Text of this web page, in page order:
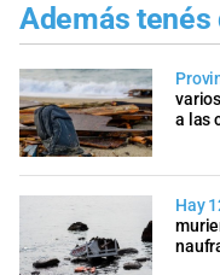
Además tenés
a las
Hay